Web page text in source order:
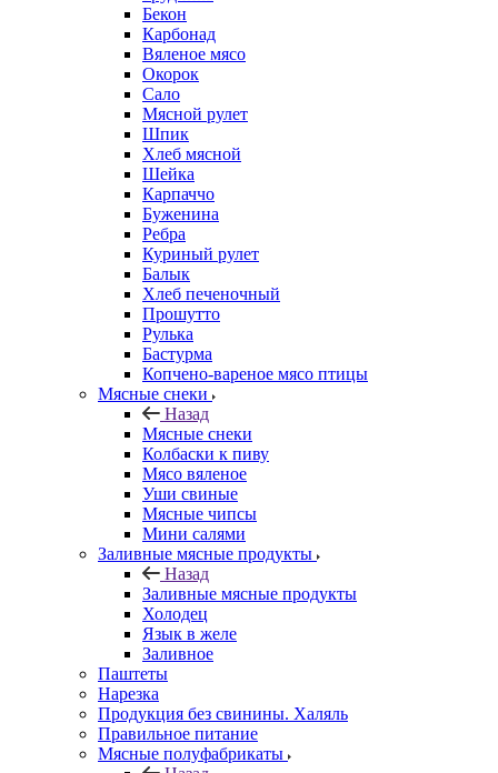
Бекон
Карбонад
Вяленое мясо
Окорок
Сало
Мясной рулет
Шпик
Хлеб мясной
Шейка
Карпаччо
Буженина
Ребра
Куриный рулет
Балык
Хлеб печеночный
Прошутто
Рулька
Бастурма
Копчено-вареное мясо птицы
Мясные снеки
Назад
Мясные снеки
Колбаски к пиву
Мясо вяленое
Уши свиные
Мясные чипсы
Мини салями
Заливные мясные продукты
Назад
Заливные мясные продукты
Холодец
Язык в желе
Заливное
Паштеты
Нарезка
Продукция без свинины. Халяль
Правильное питание
Мясные полуфабрикаты